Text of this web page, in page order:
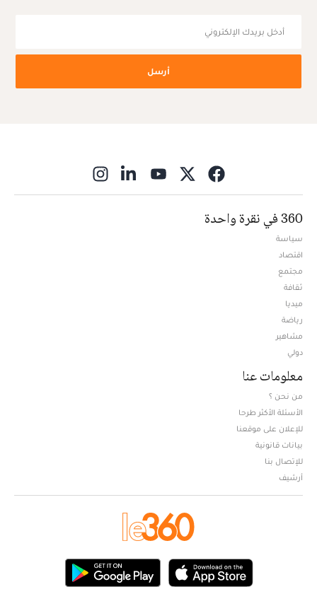
أرسل
360 في نقرة واحدة
سياسة
اقتصاد
مجتمع
ثقافة
ميديا
رياضة
مشاهير
دولي
معلومات عنا
من نحن ؟
الأسئلة الأكثر طرحا
للإعلان على موقعنا
بيانات قانونية
للإتصال بنا
أرشيف